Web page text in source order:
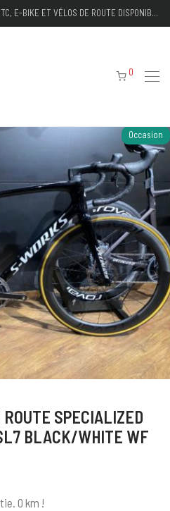
ET VÉLOS DE ROUTE DISPONIBLES IMMÉDIATEMENT
0
Occasion
SPECIALIZED
BLACK/WHITE WF
0 km !